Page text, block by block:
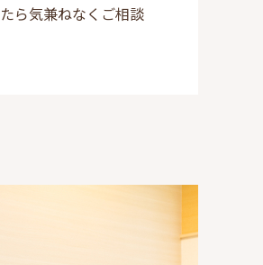
ら気兼ねなくご相談